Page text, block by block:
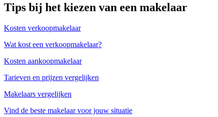
Tips bij het kiezen van een makelaar
Kosten verkoopmakelaar
Wat kost een verkoopmakelaar?
Kosten aankoopmakelaar
Tarieven en prijzen vergelijken
Makelaars vergelijken
Vind de beste makelaar voor jouw situatie